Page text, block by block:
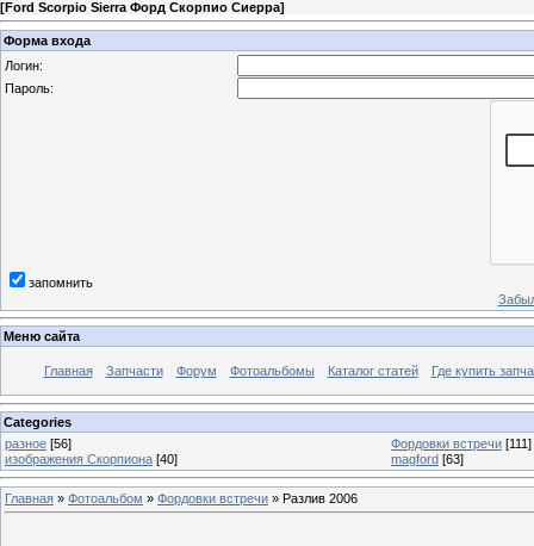
[Ford Scorpio Sierra Форд Скорпио Сиерра]
Форма входа
Логин:
Пароль:
запомнить
Меню сайта
Главная Запчасти Форум Фотоальбомы Каталог статей Где купить
Categories
разное [56] Фордовки встречи [111]
изображения Скорпиона [40] magford [63]
Главная » Фотоальбом » Фордовки встречи » Разлив 2006